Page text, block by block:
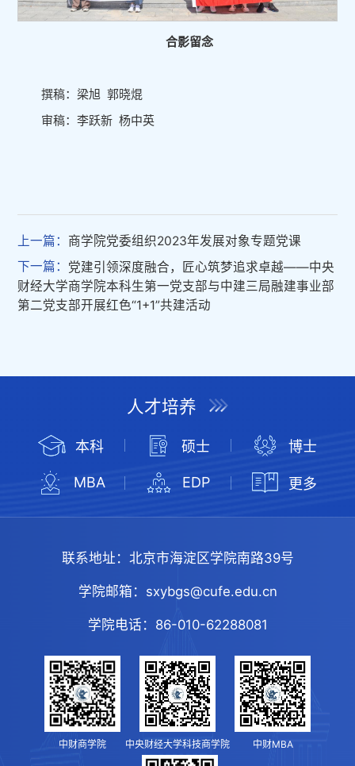
合影留念
撰稿：梁旭 郭晓焜
审稿：李跃新 杨中英
上一篇： 商学院党委组织2023年发展对象专题党课
下一篇： 党建引领深度融合，匠心筑梦追求卓越——中央
财经大学商学院本科生第一党支部与中建三局融建事业部
第二党支部开展红色“1+1”共建活动
人才培养
本科 硕士 博士
MBA EDP 更多
联系地址： 北京市海淀区学院南路39号
学院邮箱： sxybgs@cufe.edu.cn
学院电话： 86-010-62288081
中财商学院 中央财经大学科技商学院 中财MBA